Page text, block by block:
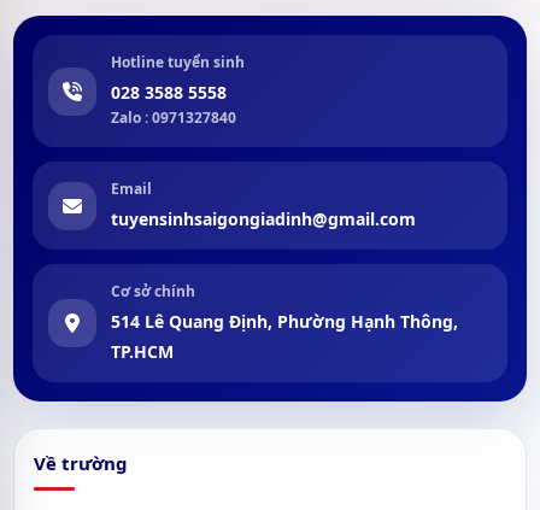
Hotline tuyển sinh
028 3588 5558
Zalo : 0971327840
Email
tuyensinhsaigongiadinh@gmail.com
Cơ sở chính
514 Lê Quang Định, Phường Hạnh Thông,
TP.HCM
Về trường